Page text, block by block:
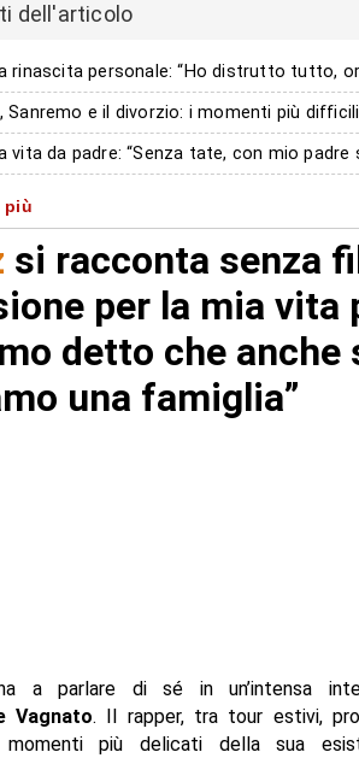
dell'articolo
rinascita personale: “Ho distrutto tutto,
Sanremo e il divorzio: i momenti più difficili
vita da padre: “Senza tate, con mio padre
nostalgia del passato: “Recitavo un ruolo
news: “Il bacio con Clara? Forse
al futuro: “Temo l’adolescenza dei miei
più
si racconta senza
per la mia vita
detto che anche
una famiglia”
a parlare di sé in un’intensa
Vagnato. Il rapper, tra tour estivi,
più delicati della sua